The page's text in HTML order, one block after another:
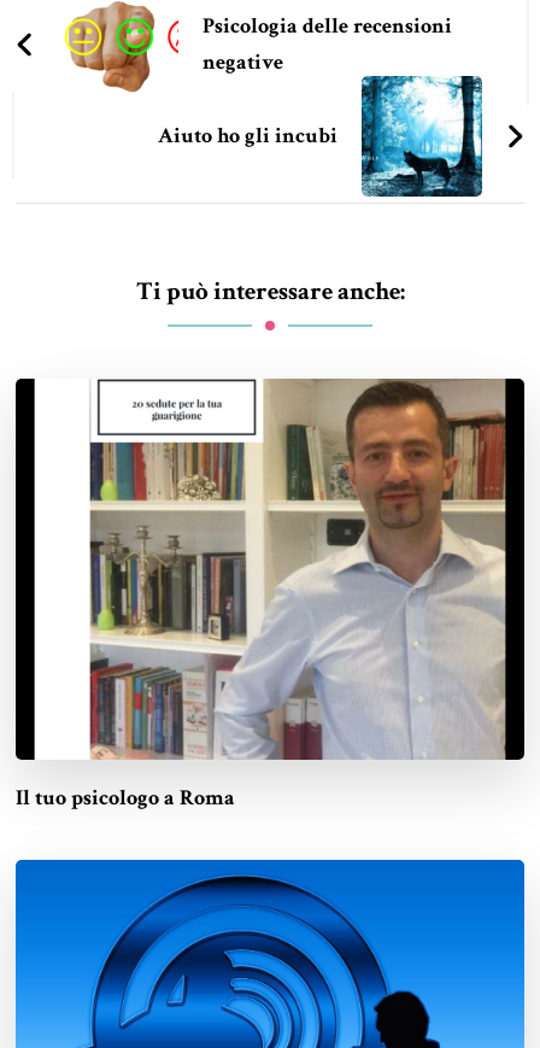
articoli
Psicologia delle recensioni
negative
Aiuto ho gli incubi
Ti può interessare anche:
Il tuo psicologo a Roma